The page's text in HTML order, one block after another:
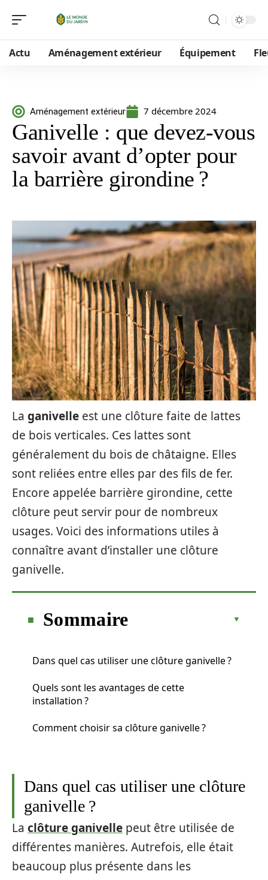
Actu Aménagement extérieur Équipement
Aménagement extérieur 7 décembre 2024
Ganivelle : que devez-vous
savoir avant d’opter pour
la barrière girondine ?
La ganivelle est une clôture faite de lattes
de bois verticales. Ces lattes sont
généralement du bois de châtaigne. Elles
sont reliées entre elles par des fils de fer.
Encore appelée barrière girondine, cette
clôture peut servir pour de nombreux
usages. Voici des informations utiles à
connaître avant d’installer une clôture
ganivelle.
Sommaire
Dans quel cas utiliser une clôture ganivelle ?
Quels sont les avantages de cette
installation ?
Comment choisir sa clôture ganivelle ?
Dans quel cas utiliser une clôture
ganivelle ?
La clôture ganivelle peut être utilisée de
différentes manières. Autrefois, elle était
beaucoup plus présente dans les